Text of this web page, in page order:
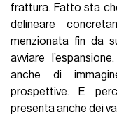
frattura. Fatto sta
delineare
menzionata fin da
avviare
anche di
prospettive. E
presenta anche dei